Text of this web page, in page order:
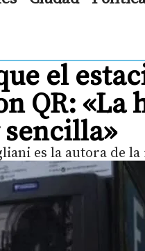
el
QR:
es la autora de